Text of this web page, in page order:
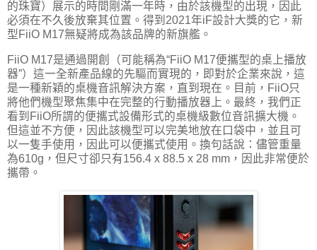
的珠寶）展示的時間剛滿一年時，由於該機型的出現，因此
必須在不久後放棄其位置。得到2021年iF設計大獎的它，新
型FiiO M17無疑將成為該品牌的新旗艦。
FiiO M17是通過開創（可能稱為“FiiO M17便攜型的桌上播放
器”）這一全新產品線的先驅而實現的，即對於企業來說，這
是一種新穎的桌機音訊解決方案，直到現在。目前，FiiO只
將他們機型聚焦集中在完整的行動播放器上。最終，我們正
看到FiiO所謂的便攜式設備形式的桌機級數位音訊擴大機。
但這並不方便，因此該機型可以完美地放在口袋中，並且可
以一隻手使用，因此可以便攜式使用。換句話說：儘管重量
為610g，但尺寸卻只有156.4 x 88.5 x 28 mm，因此非常便於
攜帶。